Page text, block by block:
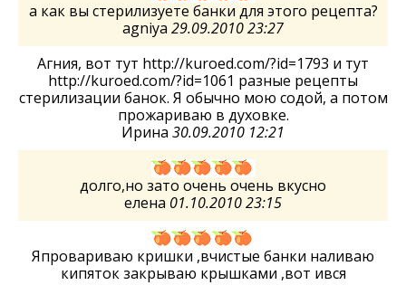
а как вы стерилизуете банки для этого рецепта?
agniya 29.09.2010 23:27
Агния, вот тут http://kuroed.com/?id=1793 и тут
http://kuroed.com/?id=1061 разные рецепты
стерилизации банок. Я обычно мою содой, а потом
прожариваю в духовке.
Ирина 30.09.2010 12:21
долго,но зато очень очень вкусно
елена 01.10.2010 23:15
Япровариваю кришки ,вчистые банки наливаю
кипяток закрываю крышками ,вот ився